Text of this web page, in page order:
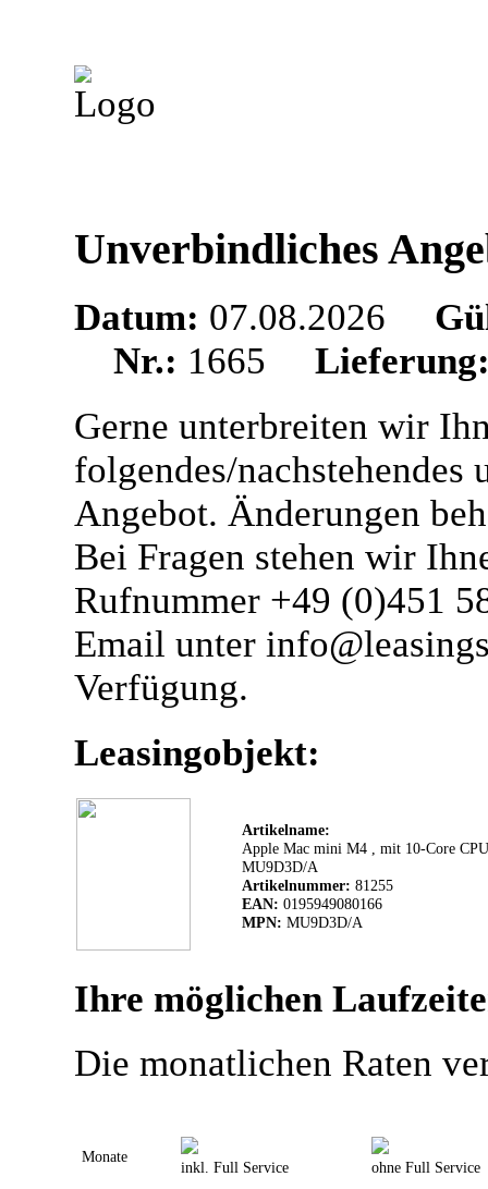
Unverbindliches
Datum: 07.08.2026
Nr.: 1665
Gerne unterbreiten wir
folgendes/
Angebot. Änderungen
Bei Fragen stehen wir
Rufnummer +49 (0)451
Email unter
Verfügung.
Leasingobjekt:
Artikelname:
Apple Mac mini M4 , mit 10‑Core
MU9D3D/A
Artikelnummer: 81255
EAN: 0195949080166
MPN: MU9D3D/A
Ihre möglichen
Die monatlichen Raten
Monate
inkl. Full Service
ohne Full Service